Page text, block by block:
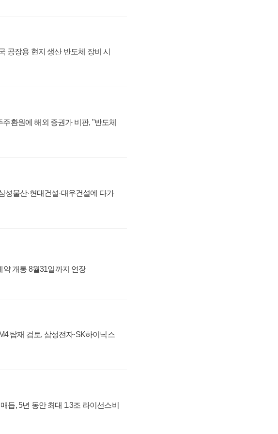
공장용 현지 생산 반도체 장비 시
환원에 해외 증권가 비판, "반도체
성물산·현대건설·대우건설에 다가
약 개통 8월31일까지 연장
탑재 검토, 삼성전자·SK하이닉스
듭, 5년 동안 최대 1.3조 라이선스비